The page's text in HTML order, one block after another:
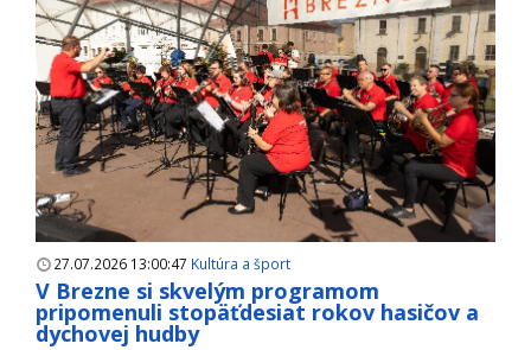
27.07.2026 13:00:47 Kultúra a šport
V Brezne si skvelým programom
pripomenuli stopäťdesiat rokov hasičov a
dychovej hudby